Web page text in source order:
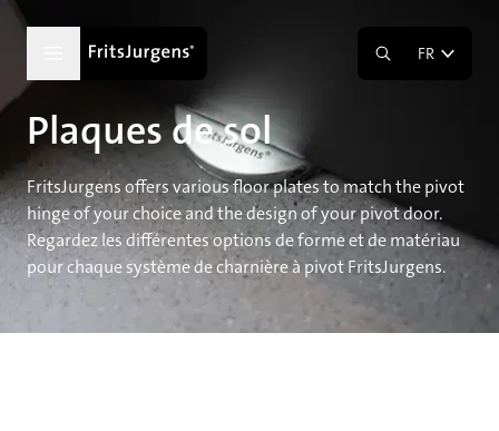
FR
Plaques de sol
FritsJurgens offers various floor plates to match the pivot
hinge of your choice and the design of your pivot door.
Regardez les différentes options de forme et de matériau
pour chaque système de charnière à pivot FritsJurgens.